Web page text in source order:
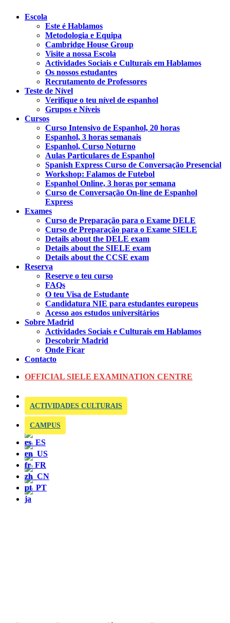
Escola
Este é Hablamos
Metodologia e Equipa
Cambridge House Group
Visite a nossa Escola
Actividades Sociais e Culturais em Hablamos
Os nossos estudantes
Recrutamento de Professores
Teste de Nível
Verifique o teu nível de espanhol
Grupos e Níveis
Cursos
Curso Intensivo de Espanhol, 20 horas
Espanhol, 3 horas semanais
Espanhol, Curso Noturno
Aulas Particulares de Espanhol
Spanish Express Curso de Conversação Presencial
Workshop: Falamos de Futebol
Espanhol Online, 3 horas por semana
Curso de Conversação On-line de Espanhol
Express
Exames
Curso de Preparação para o Exame DELE
Curso de Preparação para o Exame SIELE
Details about the DELE exam
Details about the SIELE exam
Details about the CCSE exam
Reserva
Reserve o teu curso
FAQs
O teu Visa de Estudante
Candidatura NIE para estudantes europeus
Acesso aos estudos universitários
Sobre Madrid
Actividades Sociais e Culturais em Hablamos
Descobrir Madrid
Onde Ficar
Contacto
OFFICIAL SIELE EXAMINATION CENTRE
ACTIVIDADES CULTURAIS
CAMPUS